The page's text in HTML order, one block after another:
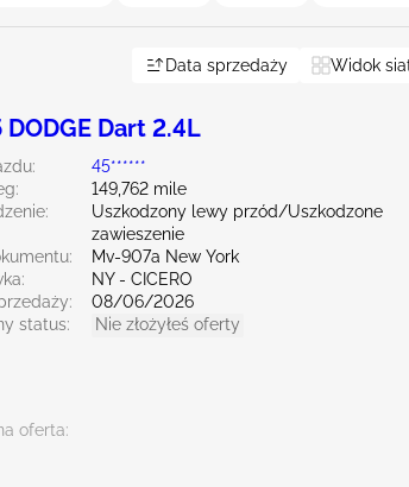
Data sprzedaży Widok
DODGE Dart 2.4L
45******
149,762 mile
Uszkodzony lewy przód/Uszkodzone
zawieszenie
Mv-907a New York
NY - CICERO
08/06/2026
status:
Nie złożyłeś oferty
oferta: